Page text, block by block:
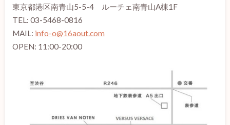
東京都港区南青山5-5-4 ルーチェ南青山A棟1F
TEL: 03-5468-0816
MAIL: info-o@16aout.com
OPEN: 11:00-20:00